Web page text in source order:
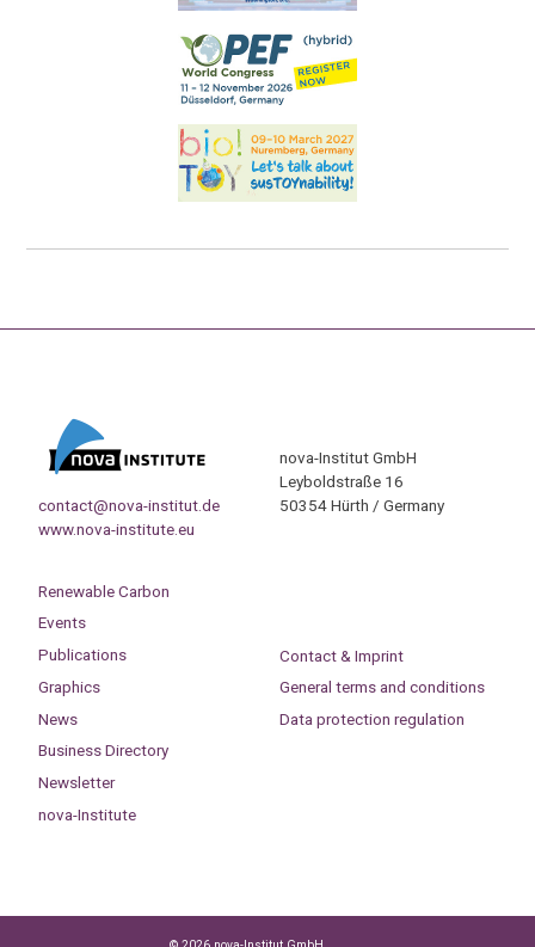
contact@nova-institut.de
www.nova-institute.eu
nova-Institut GmbH
Leyboldstraße 16
50354 Hürth / Germany
Renewable Carbon
Events
Publications
Graphics
News
Business Directory
Newsletter
nova-Institute
Contact & Imprint
General terms and conditions
Data protection regulation